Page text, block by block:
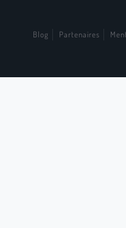
Blog Partenaires